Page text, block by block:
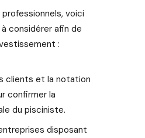
voici
considérer afin de
:
clients et la notation
confirmer la
du pisciniste.
disposant